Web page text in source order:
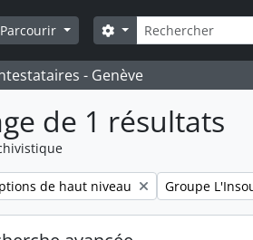
Parcourir
Rechercher
Search options
- Genève
de 1 résultats
de haut niveau Remove filter:
Groupe